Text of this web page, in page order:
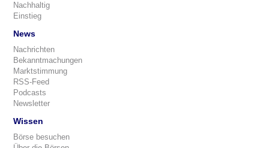
Nachhaltig
Einstieg
News
Nachrichten
Bekanntmachungen
Marktstimmung
RSS-Feed
Podcasts
Newsletter
Wissen
Börse besuchen